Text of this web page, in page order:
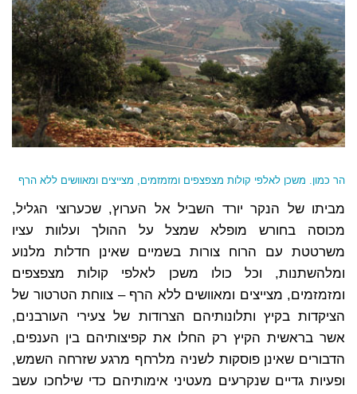
הר כמון. משכן לאלפי קולות מצפצפים ומזמזמים, מצייצים ומאוושים ללא הרף
מביתו של הנקר יורד השביל אל הערוץ, שכערוצי הגליל,
מכוסה בחורש מופלא שמצל על ההולך ועלוות עציו
משרטטת עם הרוח צורות בשמיים שאינן חדלות מלנוע
ומלהשתנות, וכל כולו משכן לאלפי קולות מצפצפים
ומזמזמים, מצייצים ומאוושים ללא הרף – צווחת הטרטור של
הציקדות בקיץ ותלונותיהם הצרודות של צעירי העורבנים,
אשר בראשית הקיץ רק החלו את קפיצותיהם בין הענפים,
הדבורים שאינן פוסקות לשניה מלרחף מרגע שזרחה השמש,
ופעיות גדיים שנקרעים מעטיני אימותיהם כדי שילחכו עשב